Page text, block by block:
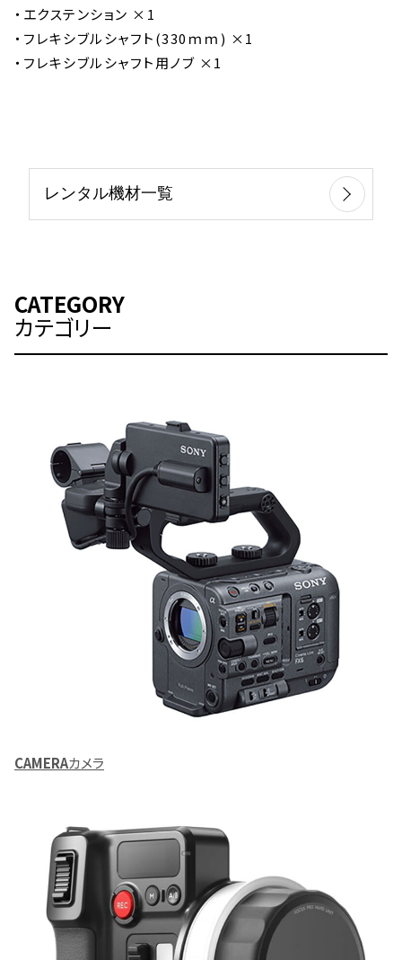
・エクステンション ×1
・フレキシブルシャフト(330ｍｍ) ×1
・フレキシブルシャフト用ノブ ×1
レンタル機材一覧
CATEGORY
カテゴリー
CAMERAカメラ